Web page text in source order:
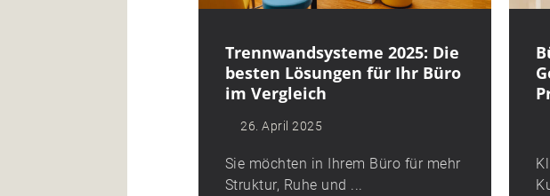
Trennwandsysteme 2025: Die
besten Lösungen für Ihr Büro
im Vergleich
26. April 2025
Sie möchten in Ihrem Büro für mehr
Struktur, Ruhe und ...